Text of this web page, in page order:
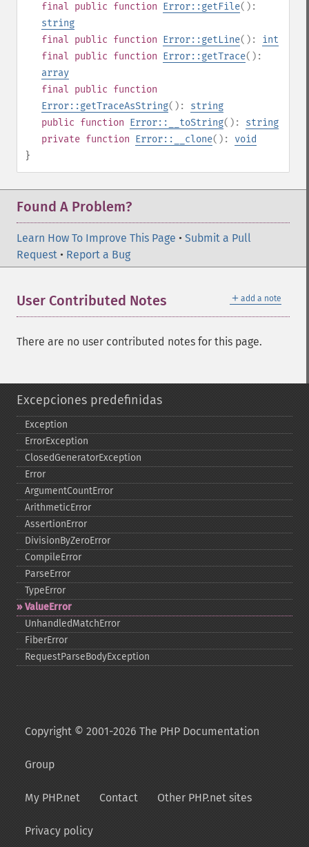
final public function Error::getFile():
string
final public function Error::getLine(): int
final public function Error::getTrace():
array
final public function
Error::getTraceAsString(): string
public function Error::__toString(): string
private function Error::__clone(): void
}
Found A Problem?
Learn How To Improve This Page • Submit a Pull
Request • Report a Bug
＋ add a note
User Contributed Notes
There are no user contributed notes for this page.
Excepciones predefinidas
Exception
ErrorException
ClosedGeneratorException
Error
ArgumentCountError
ArithmeticError
AssertionError
DivisionByZeroError
CompileError
ParseError
TypeError
ValueError
UnhandledMatchError
FiberError
RequestParseBodyException
Copyright © 2001-2026 The PHP Documentation
Group
My PHP.net Contact Other PHP.net sites
Privacy policy